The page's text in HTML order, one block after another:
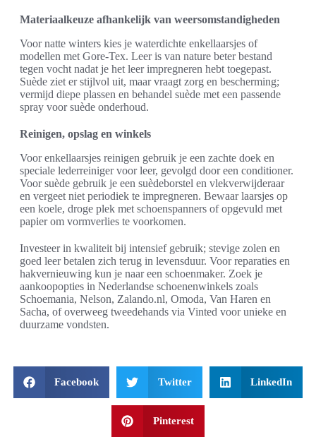
Materiaalkeuze afhankelijk van weersomstandigheden
Voor natte winters kies je waterdichte enkellaarsjes of
modellen met Gore-Tex. Leer is van nature beter bestand
tegen vocht nadat je het leer impregneren hebt toegepast.
Suède ziet er stijlvol uit, maar vraagt zorg en bescherming;
vermijd diepe plassen en behandel suède met een passende
spray voor suède onderhoud.
Reinigen, opslag en winkels
Voor enkellaarsjes reinigen gebruik je een zachte doek en
speciale lederreiniger voor leer, gevolgd door een conditioner.
Voor suède gebruik je een suèdeborstel en vlekverwijderaar
en vergeet niet periodiek te impregneren. Bewaar laarsjes op
een koele, droge plek met schoenspanners of opgevuld met
papier om vormverlies te voorkomen.
Investeer in kwaliteit bij intensief gebruik; stevige zolen en
goed leer betalen zich terug in levensduur. Voor reparaties en
hakvernieuwing kun je naar een schoenmaker. Zoek je
aankoopopties in Nederlandse schoenenwinkels zoals
Schoemania, Nelson, Zalando.nl, Omoda, Van Haren en
Sacha, of overweeg tweedehands via Vinted voor unieke en
duurzame vondsten.
Facebook Twitter LinkedIn
Pinterest